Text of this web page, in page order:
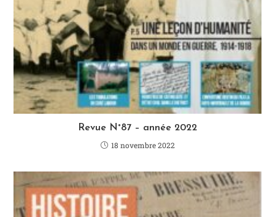
Revue N°87 – année 2022
18 novembre 2022